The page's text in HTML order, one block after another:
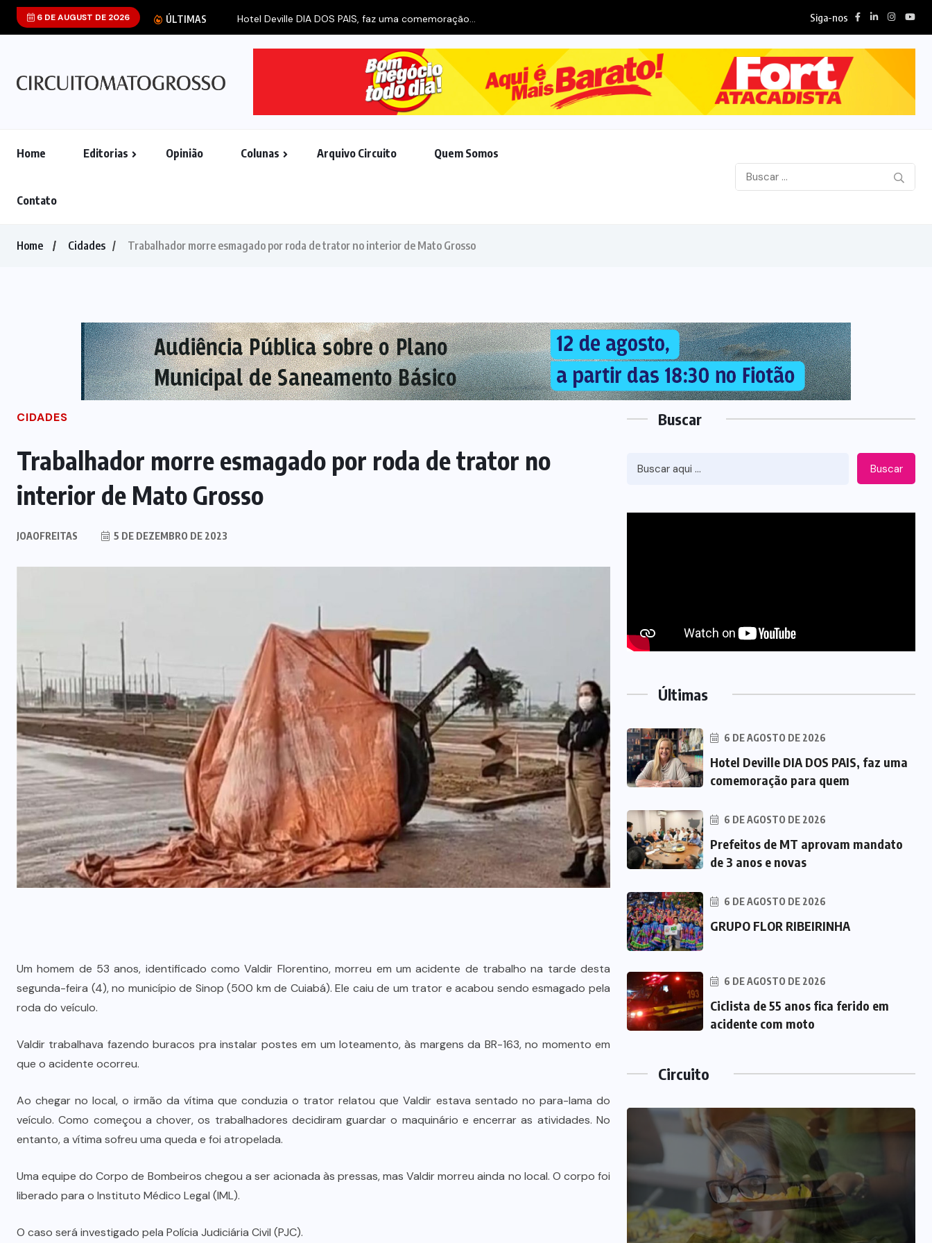
6 DE AUGUST DE 2026 ÚLTIMAS Hotel Deville DIA DOS PAIS, faz uma comemoração... Siga-nos
Home Editorias Opinião Colunas Arquivo Circuito Quem Somos
Contato
Home Cidades Trabalhador morre esmagado por roda de trator no interior de Mato Grosso
CIDADES
Trabalhador morre esmagado por roda de trator no
interior de Mato Grosso
JOAOFREITAS 5 DE DEZEMBRO DE 2023
Um homem de 53 anos, identificado como Valdir Florentino, morreu em um acidente de trabalho na tarde desta
segunda-feira (4), no município de Sinop (500 km de Cuiabá). Ele caiu de um trator e acabou sendo esmagado pela
roda do veículo.
Valdir trabalhava fazendo buracos pra instalar postes em um loteamento, às margens da BR-163, no momento em
que o acidente ocorreu.
Ao chegar no local, o irmão da vítima que conduzia o trator relatou que Valdir estava sentado no para-lama do
veículo. Como começou a chover, os trabalhadores decidiram guardar o maquinário e encerrar as atividades. No
entanto, a vítima sofreu uma queda e foi atropelada.
Uma equipe do Corpo de Bombeiros chegou a ser acionada às pressas, mas Valdir morreu ainda no local. O corpo foi
liberado para o Instituto Médico Legal (IML).
O caso será investigado pela Polícia Judiciária Civil (PJC).
Buscar
Buscar
Últimas
6 DE AGOSTO DE 2026
Hotel Deville DIA DOS PAIS, faz uma
comemoração para quem
6 DE AGOSTO DE 2026
Prefeitos de MT aprovam mandato
de 3 anos e novas
6 DE AGOSTO DE 2026
GRUPO FLOR RIBEIRINHA
6 DE AGOSTO DE 2026
Ciclista de 55 anos fica ferido em
acidente com moto
Circuito
Wilson Santos projeta novos